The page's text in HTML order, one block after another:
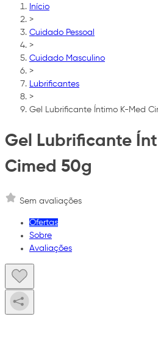
Início
>
Cuidado Pessoal
>
Cuidado Masculino
>
Lubrificantes
>
Gel Lubrificante Íntimo K-Med
Gel Lubrificante
Cimed 50g
Sem avaliações
Ofertas
Sobre
Avaliações